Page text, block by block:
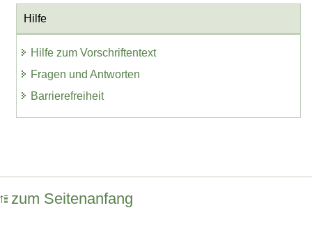
Hilfe
Hilfe zum Vorschriftentext
Fragen und Antworten
Barrierefreiheit
zum Seitenanfang